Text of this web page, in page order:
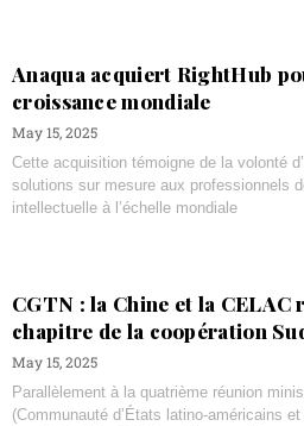
Anaqua acquiert RightHub
croissance mondiale
May 15, 2025
Cette acquisition témoigne de la volonté
solutions sur mesure aux professionnels
intellectuelle à l’échelle mondiale
CGTN : la Chine et la CELAC
chapitre de la coopération
May 15, 2025
Parallèlement à la quatrième réunion
(Communauté d’États latino-américains